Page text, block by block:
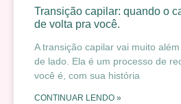
Transição capilar: quando o
de volta pra você.
A transição capilar vai muito
de lado. Ela é um processo de
você é, com sua história
CONTINUAR LENDO »